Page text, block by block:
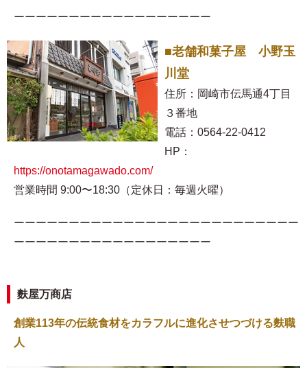
ーーーーーーーーーーーーーーーーーー
■老舗和菓子屋 小野玉
川堂
住所：岡崎市伝馬通4丁目
３番地
電話：0564-22-0412
HP：
https://onotamagawado.com/
営業時間 9:00〜18:30（定休日：毎週火曜）
ーーーーーーーーーーーーーーーーーーーーーーーーーー
ーーーーーーーーーーーーーーーーーー
麩屋万商店
創業113年の伝統食材をカラフルに進化させつづける麩職
人